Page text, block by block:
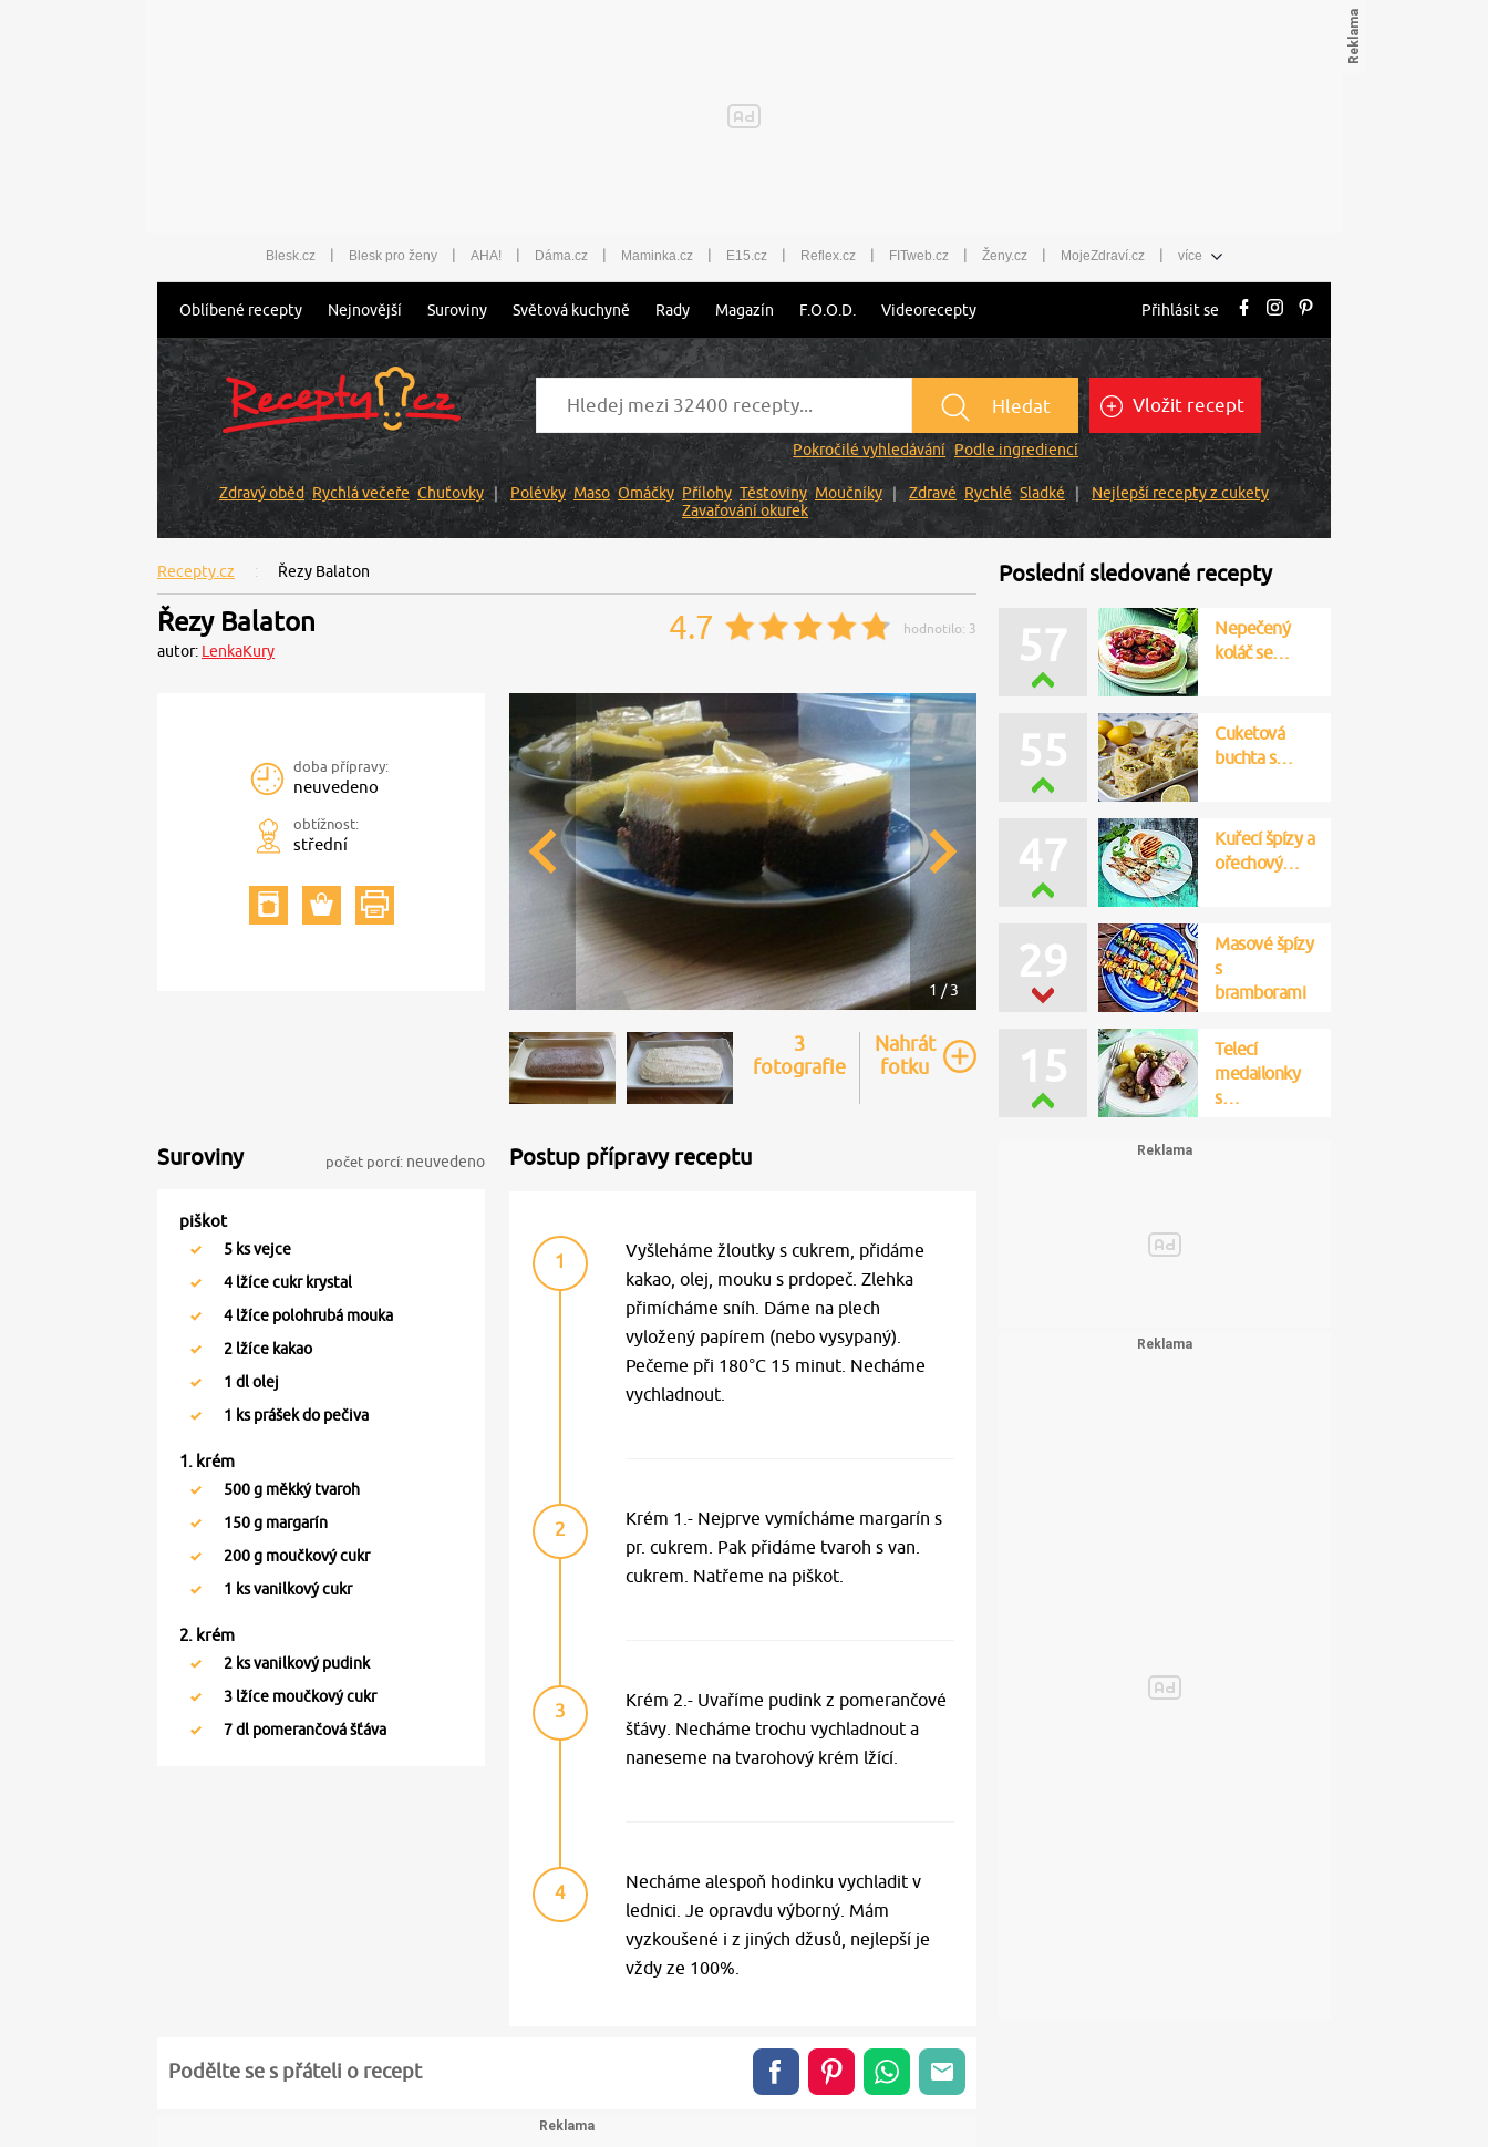
Blesk.cz | Blesk pro ženy | AHA! | Dáma.cz | Maminka.cz | E15.cz | Reflex.cz | FITweb.cz | Ženy.cz | MojeZdraví.cz | více
Oblíbené recepty Nejnovější Suroviny Světová kuchyně Rady Magazín F.O.O.D. Videorecepty Přihlásit se
Hledat
Pokročilé vyhledávání Podle ingrediencí
Vložit recept
Zdravý oběd Rychlá večeře Chuťovky Polévky Maso Omáčky Přílohy Těstoviny Moučníky Zdravé Rychlé Sladké
Nejlepší recepty z cukety
Zavařování okurek
Recepty.cz Řezy Balaton
Řezy Balaton
autor: LenkaKury
4.7 hodnotilo: 3
doba přípravy:
neuvedeno
obtížnost:
střední
1 / 3
3
fotografie
Nahrát
fotku
Suroviny počet porcí: neuvedeno
piškot
5 ks vejce
4 lžíce cukr krystal
4 lžíce polohrubá mouka
2 lžíce kakao
1 dl olej
1 ks prášek do pečiva
1. krém
500g měkký tvaroh
150g margarín
200g moučkový cukr
1 ks vanilkový cukr
2. krém
2 ks vanilkový pudink
3 lžíce moučkový cukr
7dl pomerančová šťáva
Postup přípravy receptu
1
Vyšleháme žloutky s cukrem, přidáme
kakao, olej, mouku s prdopeč. Zlehka
přimícháme sníh. Dáme na plech
vyložený papírem (nebo vysypaný).
Pečeme při 180°C 15 minut. Necháme
vychladnout.
2
Krém 1.- Nejprve vymícháme margarín s
pr. cukrem. Pak přidáme tvaroh s van.
cukrem. Natřeme na piškot.
3
Krém 2.- Uvaříme pudink z pomerančové
šťávy. Necháme trochu vychladnout a
naneseme na tvarohový krém lžící.
4
Necháme alespoň hodinku vychladit v
lednici. Je opravdu výborný. Mám
vyzkoušené i z jiných džusů, nejlepší je
vždy ze 100%.
Podělte se s přáteli o recept
Poslední sledované recepty
57
Nepečený
koláč se…
55
Cuketová
buchta s…
47
Kuřecí špízy a
ořechový…
29
Masové špízy
s
bramborami
15
Telecí
medailonky
s…